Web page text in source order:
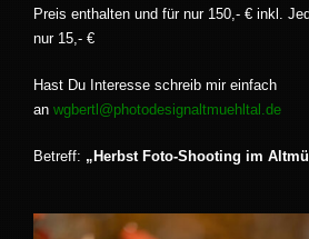
Preis enthalten und für nur 150,- € inkl.
nur 15,- €
Hast Du Interesse schreib mir einfach
an wgbertl@photodesignaltmuehltal.de
Betreff: „ Herbst Foto-Shooting im